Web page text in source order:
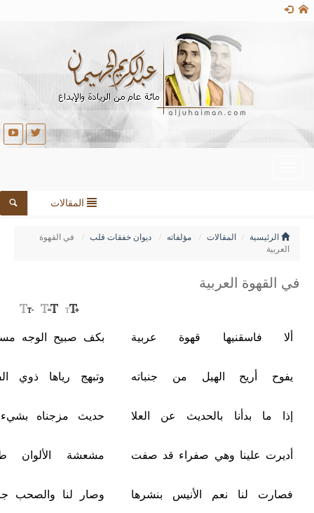
المقالات مؤلفاته ديوان خفقات قلب في القهوة
قهوة عربية بكف صبيح الوجه مستملح الشكل
الهيل من جنباته وتبهج رياها ذوي الفكر والعقل
بالحديث عن العلا حديث مزجناه بشيء من الهزل
وهي صفراء قد صفت مشعشة الألوان طيبة الأصل
الأنيس بنشرها وصار لنا والصحب جامعة الشمل